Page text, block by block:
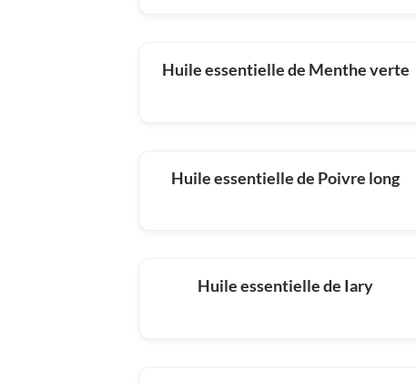
Huile essentielle de Menthe verte
Huile essentielle de Poivre long
Huile essentielle de Iary